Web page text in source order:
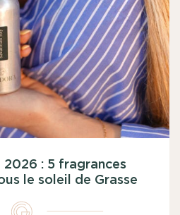
2026 : 5 fragrances
le soleil de Grasse